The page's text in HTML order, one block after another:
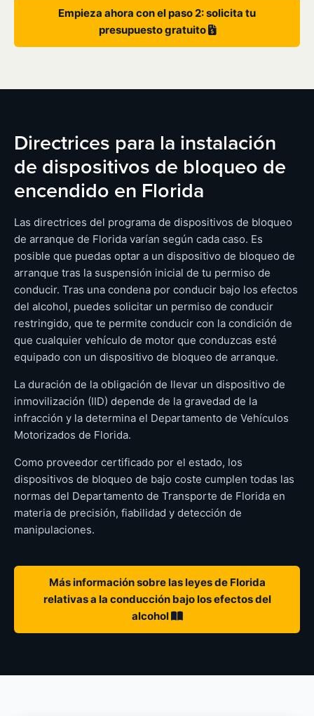
Empieza ahora con el paso 2: solicita tu
presupuesto gratuito
Directrices para la instalación
de dispositivos de bloqueo de
encendido en Florida
Las directrices del programa de dispositivos de bloqueo
de arranque de Florida varían según cada caso. Es
posible que puedas optar a un dispositivo de bloqueo de
arranque tras la suspensión inicial de tu permiso de
conducir. Tras una condena por conducir bajo los efectos
del alcohol, puedes solicitar un permiso de conducir
restringido, que te permite conducir con la condición de
que cualquier vehículo de motor que conduzcas esté
equipado con un dispositivo de bloqueo de arranque.
La duración de la obligación de llevar un dispositivo de
inmovilización (IID) depende de la gravedad de la
infracción y la determina el Departamento de Vehículos
Motorizados de Florida.
Como proveedor certificado por el estado, los
dispositivos de bloqueo de bajo coste cumplen todas las
normas del Departamento de Transporte de Florida en
materia de precisión, fiabilidad y detección de
manipulaciones.
Más información sobre las leyes de Florida
relativas a la conducción bajo los efectos del
alcohol